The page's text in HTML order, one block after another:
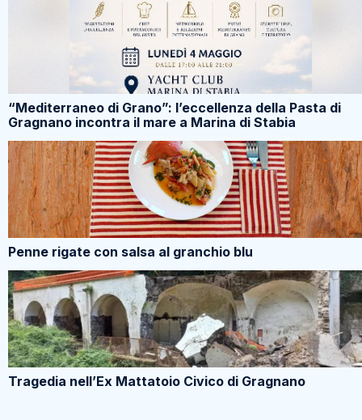
“Mediterraneo di Grano”: l’eccellenza della Pasta di
Gragnano incontra il mare a Marina di Stabia
Penne rigate con salsa al granchio blu
Tragedia nell’Ex Mattatoio Civico di Gragnano